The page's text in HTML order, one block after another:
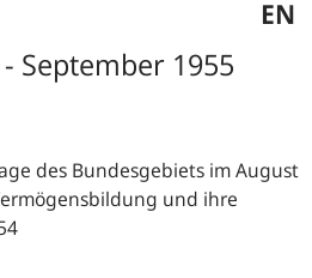
EN
September 1955
des Bundesgebiets im August
und ihre